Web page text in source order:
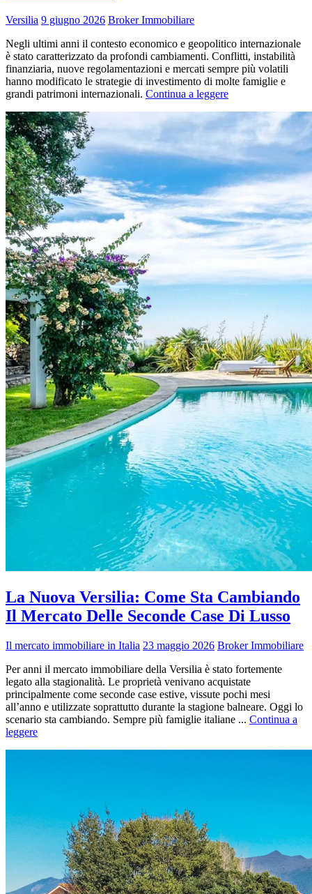
Versilia 9 giugno 2026 Broker Immobiliare
Negli ultimi anni il contesto economico e geopolitico internazionale
è stato caratterizzato da profondi cambiamenti. Conflitti, instabilità
finanziaria, nuove regolamentazioni e mercati sempre più volatili
hanno modificato le strategie di investimento di molte famiglie e
grandi patrimoni internazionali. Continua a leggere
La Nuova Versilia: Come Sta Cambiando
Il Mercato Delle Seconde Case Di Lusso
Il mercato immobiliare in Italia 23 maggio 2026 Broker Immobiliare
Per anni il mercato immobiliare della Versilia è stato fortemente
legato alla stagionalità. Le proprietà venivano acquistate
principalmente come seconde case estive, vissute pochi mesi
all’anno e utilizzate soprattutto durante la stagione balneare. Oggi lo
scenario sta cambiando. Sempre più famiglie italiane ... Continua a
leggere